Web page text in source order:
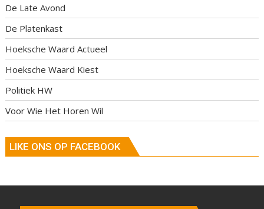
De Late Avond
De Platenkast
Hoeksche Waard Actueel
Hoeksche Waard Kiest
Politiek HW
Voor Wie Het Horen Wil
LIKE ONS OP FACEBOOK